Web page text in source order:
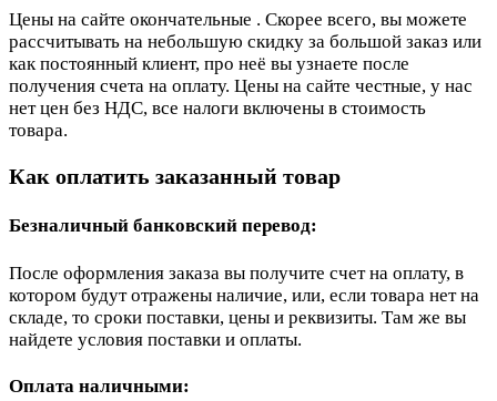
Цены на сайте окончательные . Скорее всего, вы можете
рассчитывать на небольшую скидку за большой заказ или
как постоянный клиент, про неё вы узнаете после
получения счета на оплату. Цены на сайте честные, у нас
нет цен без НДС, все налоги включены в стоимость
товара.
Как оплатить заказанный товар
Безналичный банковский перевод:
После оформления заказа вы получите счет на оплату, в
котором будут отражены наличие, или, если товара нет на
складе, то сроки поставки, цены и реквизиты. Там же вы
найдете условия поставки и оплаты.
Оплата наличными: